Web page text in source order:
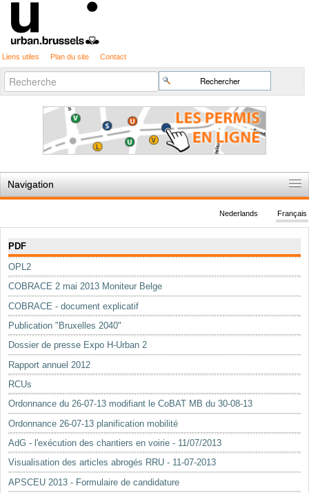
Liens utiles Plan du site Contact
Chercher par
Recherche
avancée…
Navigation
Règles du jeu
Permis d'urbanisme
Cartographie
Etudes et publications
Mots-clés
Renseignements urbanistiques
Français
Nederlands
PDF
OPL2
COBRACE 2 mai 2013 Moniteur Belge
COBRACE - document explicatif
Publication "Bruxelles 2040"
Dossier de presse Expo H-Urban 2
Rapport annuel 2012
RCUs
Ordonnance du 26-07-13 modifiant le CoBAT MB du 30-08-13
Ordonnance 26-07-13 planification mobilité
AdG - l'exécution des chantiers en voirie - 11/07/2013
Visualisation des articles abrogés RRU - 11-07-2013
APSCEU 2013 - Formulaire de candidature